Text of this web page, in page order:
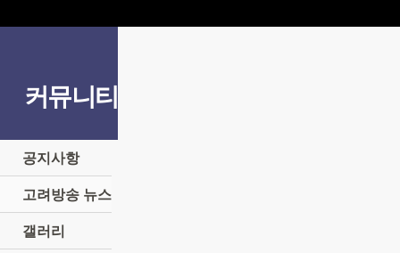
커뮤니티
공지사항
고려방송 뉴스
갤러리